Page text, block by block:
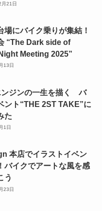
21日
場にバイク乗りが集結！
“The Dark side of
Meeting 2025”
13日
ンジンの一生を描く バ
ント“THE 2ST TAKE”に
た
1日
本店でイラストイベン
バイクでアートな風を感
う
23日